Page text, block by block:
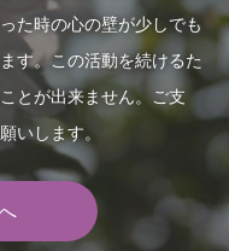
た時の心の壁が少しでも
す。この活動を続けるた
とが出来ません。ご支
いします。